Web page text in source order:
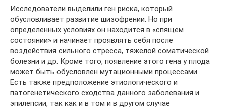
Исследователи выделили ген риска, который
обусловливает развитие шизофрении. Но при
определенных условиях он находится в «спящем
состоянии» и начинает проявлять себя после
воздействия сильного стресса, тяжелой соматической
болезни и др. Кроме того, появление этого гена у плода
может быть обусловлен мутационными процессами.
Есть также предположение этиологического и
патогенетического сходства данного заболевания и
эпилепсии, так как и в том и в другом случае